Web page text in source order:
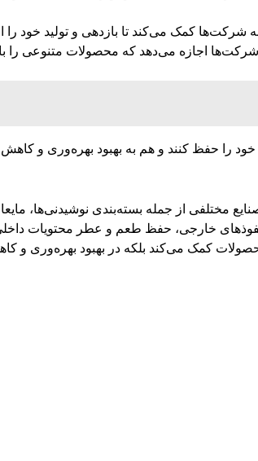
شرکت‌ها کمک می‌کند تا بازدهی و تولید خود را
اجازه می‌دهد که محصولات متنوعی را با
را حفظ کنند و هم به بهبود بهره‌وری و کاهش
مختلفی از جمله بسته‌بندی نوشیدنی‌ها،
خارجی، حفظ طعم و عطر محتویات
کمک می‌کند بلکه در بهبود بهره‌وری و